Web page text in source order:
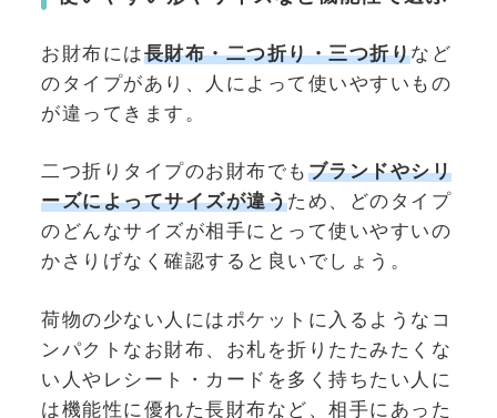
お財布には長財布・二つ折り・三つ折りなど
のタイプがあり、人によって使いやすいもの
が違ってきます。
二つ折りタイプのお財布でも ブランドやシリ
ーズによってサイズが違うため、どのタイプ
のどんなサイズが相手にとって使いやすいの
かさりげなく確認すると良いでしょう。
荷物の少ない人にはポケットに入るようなコ
ンパクトなお財布、お札を折りたたみたくな
い人やレシート・カードを多く持ちたい人に
は機能性に優れた長財布など、相手にあった